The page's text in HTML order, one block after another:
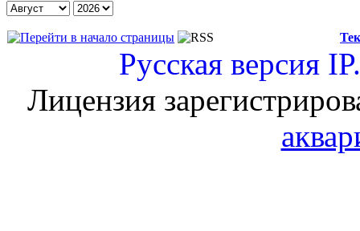
Русская версия
Лицензия